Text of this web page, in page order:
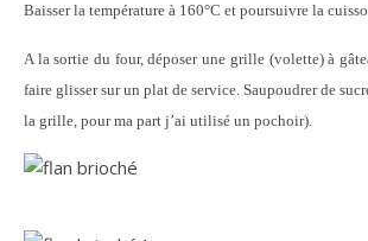
Baisser la température à 160°C et poursuivre la
A la sortie du four, déposer une grille (volette) à
faire glisser sur un plat de service. Saupoudrer de
la grille, pour ma part j’ai utilisé un pochoir).